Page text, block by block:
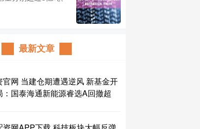
最新文章
官网 当建仓期遭遇逆风 新基金开
：国泰海通新能源睿选A回撤超